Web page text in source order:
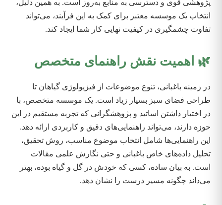
پژوهشی قوی و دسترسی به منابع به‌روز است. به همین دلیل،
انتخاب یک موسسه معتبر برای کمک به این فرآیند، می‌تواند
تفاوت چشمگیری در کیفیت نهایی کار شما ایجاد کند.
🌿 اهمیت نقش راهنمای متخصص
در زمینه باغبانی، تنوع موضوعات از فیزیولوژی گیاهان تا
طراحی فضای سبز بسیار زیاد است. یک موسسه متخصص، با
در اختیار داشتن اساتید و پژوهشگرانی که تجربه مستقیم در این
حوزه دارند، می‌تواند راهنمایی‌های دقیق و کاربردی ارائه دهد.
این راهنمایی‌ها شامل انتخاب موضوع مناسب، روش تحقیق،
تحلیل داده‌های خاص باغبانی و حتی نگارش علمی مقالات
است. به بیان ساده، کسی که خودش در گل و گیاه بوده، بهتر
می‌داند چگونه مسیر درست را نشان دهد.